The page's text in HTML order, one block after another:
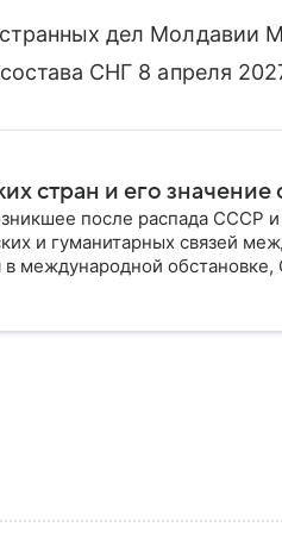
дел Молдавии
СНГ 8 апреля
стран и его значение
после распада СССР
и гуманитарных связей
международной
стран региона.